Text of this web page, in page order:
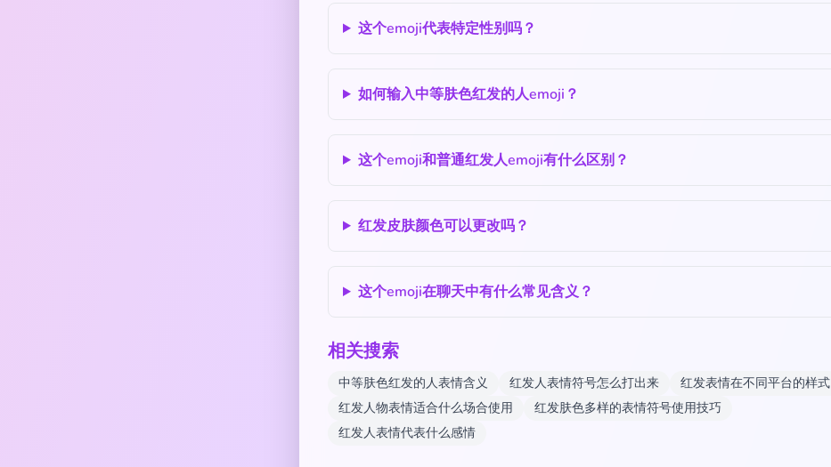
这个emoji代表特定性别吗？
如何输入中等肤色红发的人emoji？
这个emoji和普通红发人emoji有什么区别？
红发皮肤颜色可以更改吗？
这个emoji在聊天中有什么常见含义？
相关搜索
中等肤色红发的人表情含义 红发人表情符号怎么打出来
红发表情在不同平台的样式
红发人物表情适合什么场合使用
红发肤色多样的表情符号使用技巧
红发人表情代表什么感情